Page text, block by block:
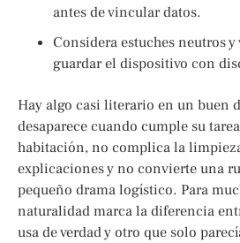
antes de vincular datos.
Considera estuches neutros
guardar el dispositivo con
Hay algo casi literario en un buen
desaparece cuando cumple su
habitación, no complica la
explicaciones y no convierte una
pequeño drama logístico. Para
naturalidad marca la diferencia
usa de verdad y otro que solo